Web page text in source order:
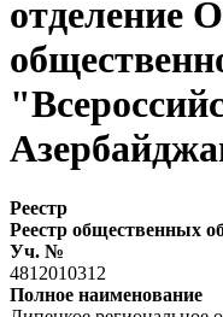
отделение
Реестр
Реестр общественных
Уч. №
4812010312
Полное наименование